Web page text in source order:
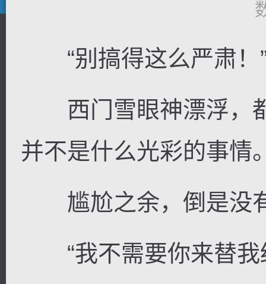
“别搞得这么严肃！
西门雪眼神漂浮，
并不是什么光彩的事情
尴尬之余，倒是没
“我不需要你来替我